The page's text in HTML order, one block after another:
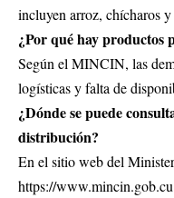
incluyen arroz, chícharos y
¿Por qué hay productos
Según el MINCIN, las
logísticas y falta de
¿Dónde se puede
distribución?
En el sitio web del
https://www.mincin.gob.cu